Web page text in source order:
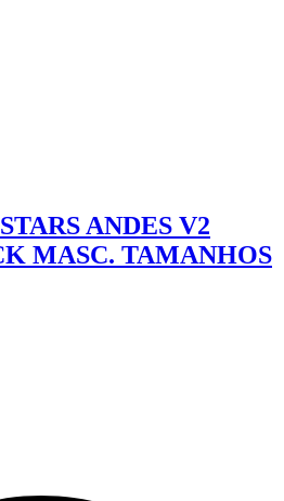
ANDES V2
MASC. TAMANHOS